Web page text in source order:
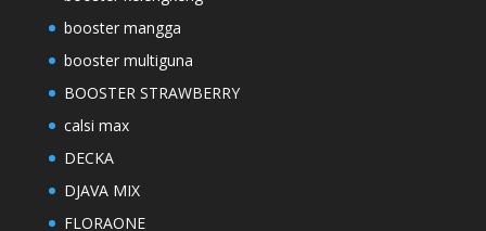
booster mangga
booster multiguna
BOOSTER STRAWBERRY
calsi max
DECKA
DJAVA MIX
FLORAONE